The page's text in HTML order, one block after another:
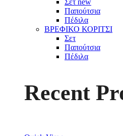
Σετ new
Παπούτσια
Πέδιλα
ΒΡΕΦΙΚΟ ΚΟΡΙΤΣΙ
Σετ
Παπούτσια
Πέδιλα
Recent